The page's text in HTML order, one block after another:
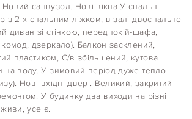
санвузол. Нові вікна У спальні
з 2-х спальним ліжком, в залі двоспальне
диван зі стінкою, передпокій-шафа,
комод, дзеркало). Балкон засклений,
пластиком, С/в збільшений, кутова
на воду. У зимовий період дуже тепло
Нові вхідні двері. Великий, закритий
У будинку два виходи на різні
усе є.